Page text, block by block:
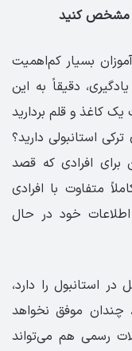
بسیار کم‌اهمیت
دقیقاً به این
کاغذ و قلم بردارید
استانبولی دارید؟
برای افرادی که قصد
متفاوت با افرادی
خود در حال
استانبول را دارد،
چندان موفق نخواهد
رسمی هم می‌تواند